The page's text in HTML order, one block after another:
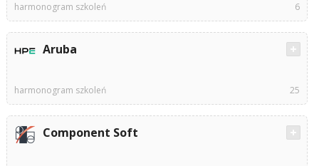
harmonogram szkoleń 6
Aruba
harmonogram szkoleń 25
Component Soft